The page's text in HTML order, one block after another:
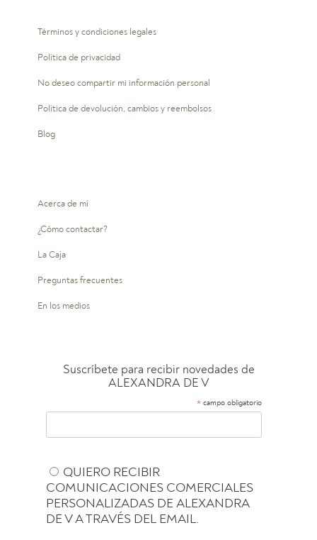
Términos y condiciones legales
Política de privacidad
No deseo compartir mi información personal
Política de devolución, cambios y reembolsos
Blog
Acerca de mí
¿Cómo contactar?
La Caja
Preguntas frecuentes
En los medios
Suscríbete para recibir novedades de
ALEXANDRA DE V
* campo obligatorio
QUIERO RECIBIR
COMUNICACIONES COMERCIALES
PERSONALIZADAS DE ALEXANDRA
DE V A TRAVÉS DEL EMAIL.